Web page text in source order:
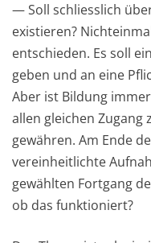
— Soll schliesslich
existieren?
entschieden. Es soll
geben und an eine
Aber ist Bildung
allen gleichen Zugang
gewähren. Am Ende
vereinheitlichte
gewählten Fortgang
ob das funktioniert?